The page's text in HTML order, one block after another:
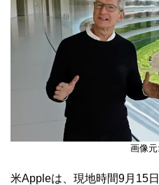
画像
米Appleは、現地時間9月15